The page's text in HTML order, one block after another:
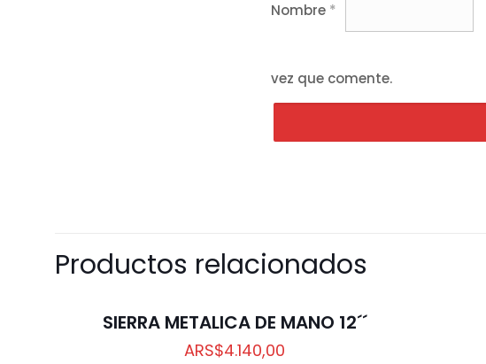
Nombre *
vez que comente.
Productos relacionados
SIERRA METALICA DE MANO 12´´
ARS$4.140,00